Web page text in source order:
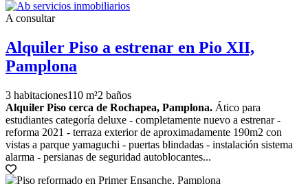
A consultar
Alquiler Piso a estrenar en Pio XII,
Pamplona
3 habitaciones110 m²2 baños
Alquiler Piso cerca de Rochapea, Pamplona. Ático para
estudiantes categoría deluxe - completamente nuevo a estrenar -
reforma 2021 - terraza exterior de aproximadamente 190m2 con
vistas a parque yamaguchi - puertas blindadas - instalación sistema
alarma - persianas de seguridad autoblocantes...